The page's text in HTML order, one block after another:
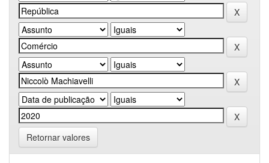
Retornar valores